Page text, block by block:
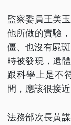
監察委員王美
他所做的實驗
僵、也沒有屍
時被發現，遺
跟科學上是不
間，應該很接近
法務部次長黃